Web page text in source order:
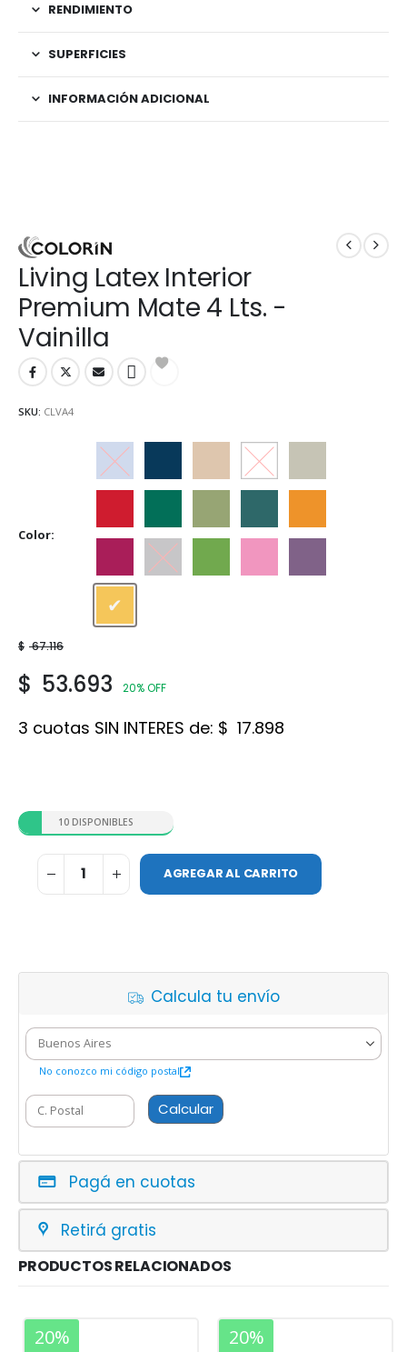
RENDIMIENTO
SUPERFICIES
INFORMACIÓN ADICIONAL
Living Latex Interior
Premium Mate 4 Lts. -
Vainilla
SKU: CLVA4
Color
Arandano AvellanaBlanco
Guinda Hematita
Vainilla
$ 67.116
$ 53.693 20% OFF
3 cuotas SIN INTERES de: $ 17.898
10 DISPONIBLES
AGREGAR AL CARRITO
Calcula tu envío
No conozco mi código postal
Calcular
Pagá en cuotas
Retirá gratis
PRODUCTOS RELACIONADOS
20%
20%